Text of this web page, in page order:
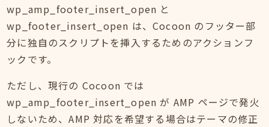
wp_amp_footer_insert_open と
wp_footer_insert_open は、Cocoon のフッター部
分に独自のスクリプトを挿入するためのアクションフ
ックです。
ただし、現行の Cocoon では
wp_amp_footer_insert_open が AMP ページで発火
しないため、AMP 対応を希望する場合はテーマの修正